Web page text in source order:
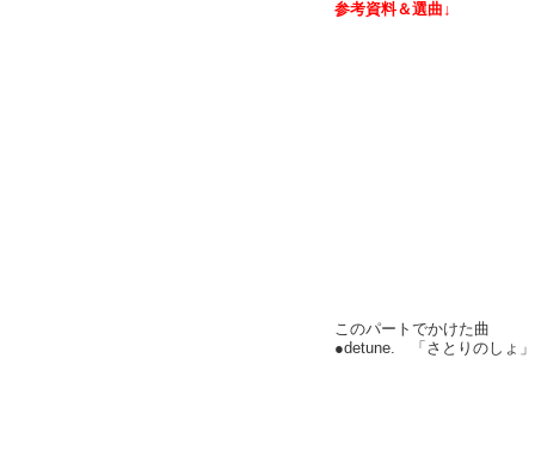
参考資料＆選曲↓
このパートでかけた曲
●detune. 「さとりのしょ